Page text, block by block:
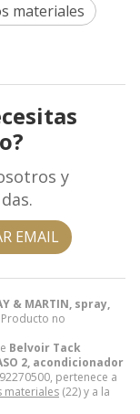
& MARTIN, spray,
Producto no
Belvoir Tack
2, acondicionador
pertenece a
materiales (22) y a la
materiales
y
EMAIL